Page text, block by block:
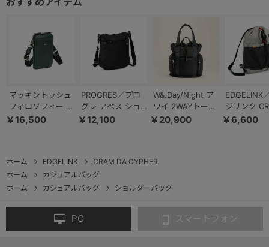
マッキントッシュ
フィロソフィー ブ
レイヴァル スマホ
￥16,500
PROGRES／プロ
グレ アベス ショ
ルダーバッグ タテ
￥12,100
W&.Day/Night ア
ワイ 2WAYトート
A4サイズ 13.3イ
￥20,900
EDGELINK
ジリンク
DA
￥6,600
ホーム EDGELINK
CRAM DA CYPHER
ホーム
カジュアルバッグ
ホーム
カジュアルバッグ ショルダーバッグ
PC スマートフォン